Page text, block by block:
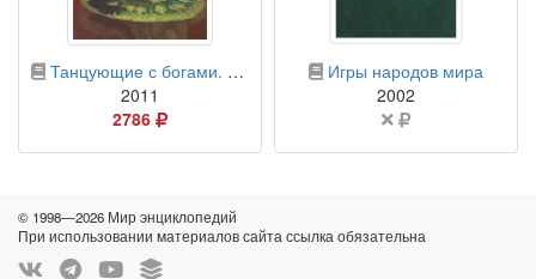
бумажная книга
Танцующие с богами. Индийская энциклопедия
2011
2786
Цена
бумажная книга
Игры народов мира
2002
Цена
© 1998—2026 Мир энциклопедий
При использовании материалов сайта ссылка обязательна